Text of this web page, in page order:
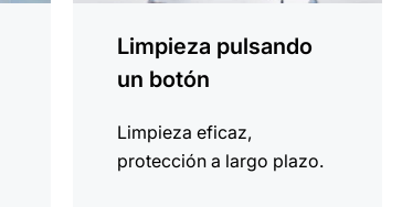
Limpieza pulsando
un botón
Limpieza eficaz,
protección a largo plazo.